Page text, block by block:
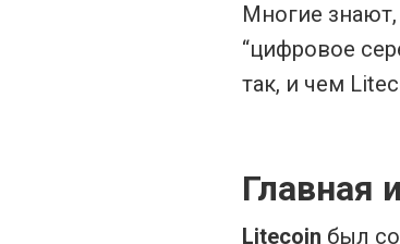
Многие
“цифровое
так, и чем
Главная
Litecoin был